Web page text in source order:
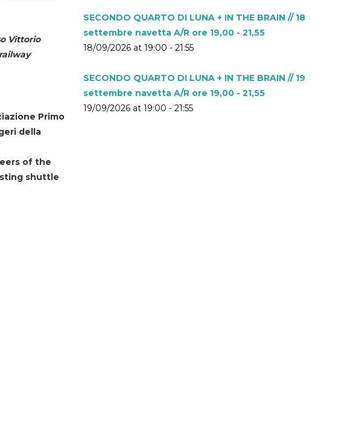
Vittorio
Primo
della
of the
shuttle
SECONDO QUARTO DI LUNA + IN THE BRAIN // 18
settembre navetta A/R ore 19,00 - 21,55
18/09/2026 at 19:00 - 21:55
SECONDO QUARTO DI LUNA + IN THE BRAIN // 19
settembre navetta A/R ore 19,00 - 21,55
19/09/2026 at 19:00 - 21:55